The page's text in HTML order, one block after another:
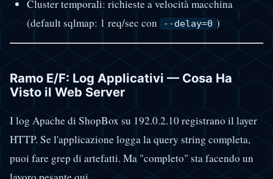
Cluster temporali: richieste a velocità macchina
(default sqlmap: 1 req/sec con --delay=0 )
Ramo E/F: Log Applicativi — Cosa Ha
Visto il Web Server
I log Apache di ShopBox su 192.0.2.10 registrano il layer
HTTP. Se l'applicazione logga la query string completa,
puoi fare grep di artefatti. Ma "completo" sta facendo un